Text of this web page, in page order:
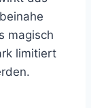
magisch
limitiert